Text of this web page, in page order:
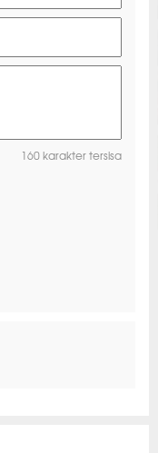
160 karakter tersisa